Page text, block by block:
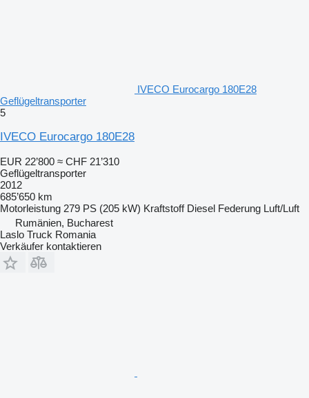
IVECO Eurocargo 180E28
Geflügeltransporter
5
IVECO Eurocargo 180E28
EUR 22’800 ≈ CHF 21’310
Geflügeltransporter
2012
685’650 km
Motorleistung 279 PS (205 kW) Kraftstoff Diesel Federung Luft/Luft
Rumänien, Bucharest
Laslo Truck Romania
Verkäufer kontaktieren